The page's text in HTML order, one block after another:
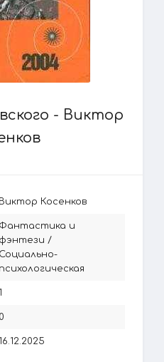
- Виктор
Виктор Косенков
Фантастика и
фэнтези /
Социально-
психологическая
1
0
16.12.2025